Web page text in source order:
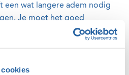
een wat langere adem nodig
Je moet het goed
Het helpt ook als je een aantal
onder je leden.” Dat is bij
van de club is groot